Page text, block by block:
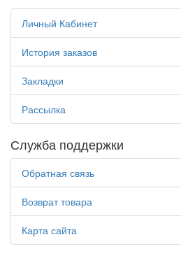
Личный Кабинет
История заказов
Закладки
Рассылка
Служба поддержки
Обратная связь
Возврат товара
Карта сайта